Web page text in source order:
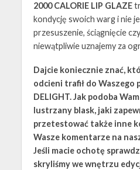
2000 CALORIE LIP GLAZE
kondycję swoich warg i nie
przesuszenie, ściągnięcie
niewątpliwie uznajemy za
Dajcie koniecznie znać,
odcieni trafił do Waszego
DELIGHT. Jak podoba
lustrzany blask, jaki
przetestować także inne
Wasze komentarze na
Jeśli macie ochotę
skryliśmy we wnętrzu